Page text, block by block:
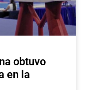
obtuvo
en la